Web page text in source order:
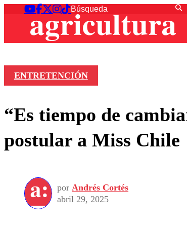
ENTRETENCIÓN
“Es tiempo de
postular a Miss Chile
por Andrés Cortés
abril 29, 2025